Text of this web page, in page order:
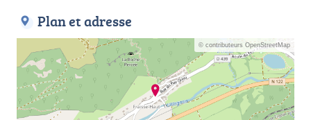
Plan et adresse
© contributeurs OpenStreetMap